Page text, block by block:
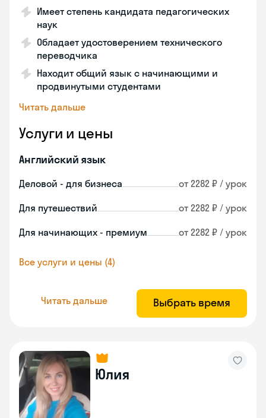
Имеет степень кандидата педагогических
наук
Обладает удостоверением технического
переводчика
Находит общий язык с начинающими и
продвинутыми студентами
Читать дальше
Услуги и цены
Английский язык
Деловой - для бизнеса от 2282 ₽ / урок
Для путешествий от 2282 ₽ / урок
Для начинающих - премиум от 2282 ₽ / урок
Все услуги и цены (4)
Читать дальше Выбрать время
Юлия